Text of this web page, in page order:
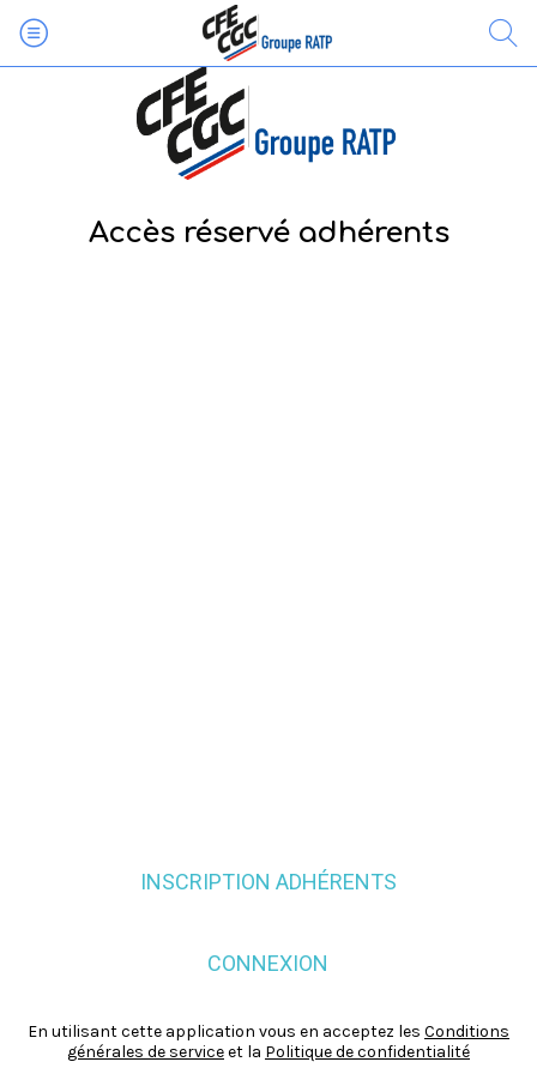
Accès réservé adhérents
INSCRIPTION ADHÉRENTS
CONNEXION
En utilisant cette application vous en acceptez les Conditions
générales de serviceet la Politique de confidentialité